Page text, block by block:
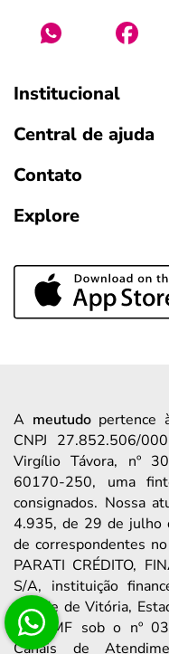
Institucional
Central de ajuda
Contato
Explore
A meutudopertence
CNPJ 27.852.506/
Virgílio Távora, nº
60170-250, uma
consignados. Nossa
4.935, de 29 de julho
de correspondentes
PARATI CRÉDITO,
S/A, instituição
Cidade de Vitória,
CNPJ/MF sob o nº
Canais de